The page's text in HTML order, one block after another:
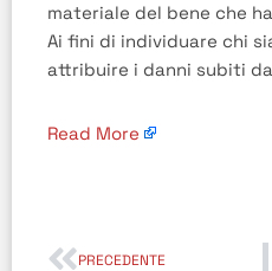
materiale del bene che
Ai fini di individuare chi
attribuire i danni subiti
Read More
PRECEDENTE